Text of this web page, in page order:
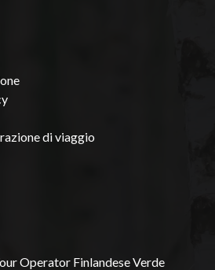
di viaggio
Operator Finlandese Verde